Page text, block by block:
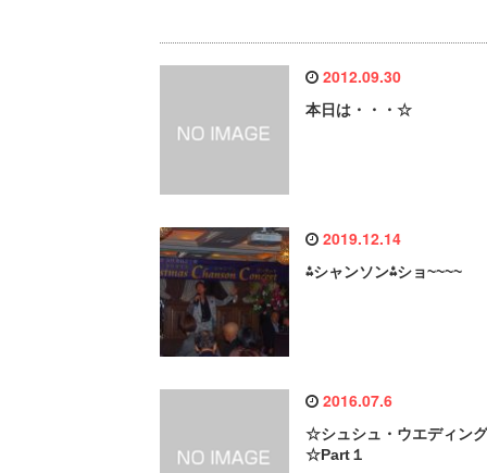
2012.09.30
本日は・・・☆
2019.12.14
⁂シャンソン⁂ショ~~~~
2016.07.6
☆シュシュ・ウエディン
☆Part１